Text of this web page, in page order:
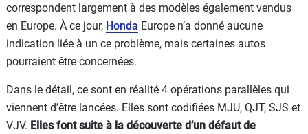
correspondent largement à des modèles également vendus
en Europe. À ce jour, Honda Europe n’a donné aucune
indication liée à un ce problème, mais certaines autos
pourraient être concernées.
Dans le détail, ce sont en réalité 4 opérations parallèles qui
viennent d’être lancées. Elles sont codifiées MJU, QJT, SJS et
VJV. Elles font suite à la découverte d’un défaut de